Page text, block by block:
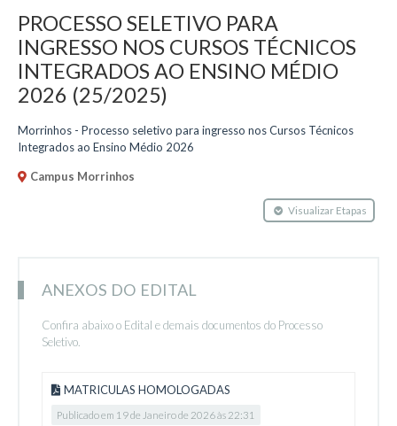
PROCESSO SELETIVO PARA
INGRESSO NOS CURSOS TÉCNICOS
INTEGRADOS AO ENSINO MÉDIO
2026 (25/2025)
Morrinhos - Processo seletivo para ingresso nos Cursos Técnicos
Integrados ao Ensino Médio 2026
Campus Morrinhos
Visualizar Etapas
ANEXOS DO EDITAL
Confira abaixo o Edital e demais documentos do Processo
Seletivo.
MATRICULAS HOMOLOGADAS
Publicado em 19 de Janeiro de 2026 às 22:31